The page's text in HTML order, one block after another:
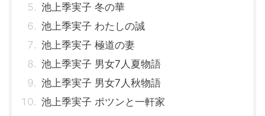
池上季実子 冬の華
池上季実子 わたしの誠
池上季実子 極道の妻
池上季実子 男女7人夏物語
池上季実子 男女7人秋物語
池上季実子 ポツンと一軒家